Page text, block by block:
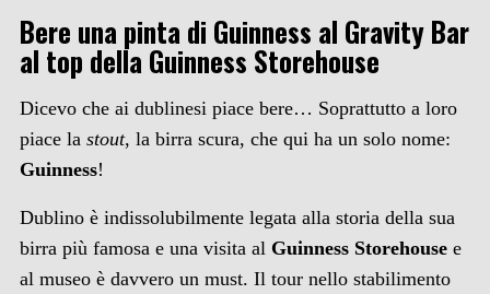
Bere una pinta di Guinness al Gravity Bar
al top della Guinness Storehouse
Dicevo che ai dublinesi piace bere… Soprattutto a loro
piace la stout, la birra scura, che qui ha un solo nome:
Guinness!
Dublino è indissolubilmente legata alla storia della sua
birra più famosa e una visita al Guinness Storehousee
al museo è davvero un must. Il tour nello stabilimento